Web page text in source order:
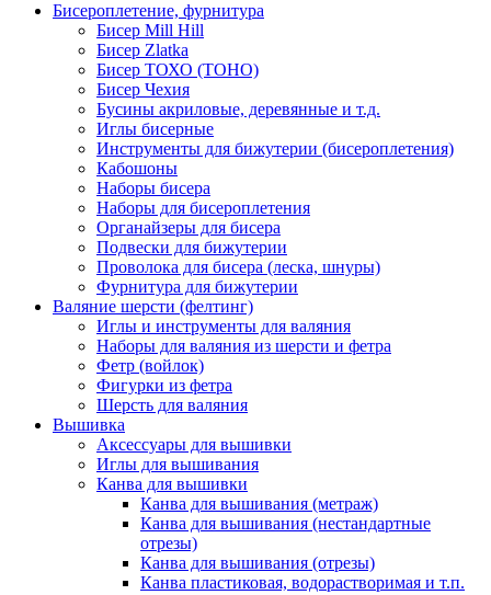
Бисероплетение, фурнитура
Бисер Mill Hill
Бисер Zlatka
Бисер ТОХО (TOHO)
Бисер Чехия
Бусины акриловые, деревянные и т.д.
Иглы бисерные
Инструменты для бижутерии (бисероплетения)
Кабошоны
Наборы бисера
Наборы для бисероплетения
Органайзеры для бисера
Подвески для бижутерии
Проволока для бисера (леска, шнуры)
Фурнитура для бижутерии
Валяние шерсти (фелтинг)
Иглы и инструменты для валяния
Наборы для валяния из шерсти и фетра
Фетр (войлок)
Фигурки из фетра
Шерсть для валяния
Вышивка
Аксессуары для вышивки
Иглы для вышивания
Канва для вышивки
Канва для вышивания (метраж)
Канва для вышивания (нестандартные
отрезы)
Канва для вышивания (отрезы)
Канва пластиковая, водорастворимая и т.п.